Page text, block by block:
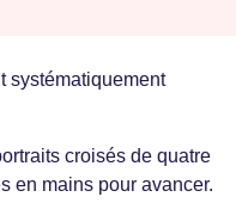
systématiquement
croisés de quatre
en mains pour avancer.